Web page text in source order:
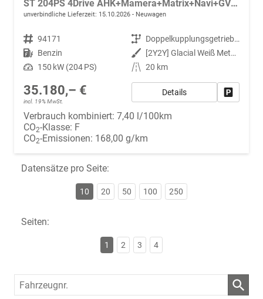
ST 204PS 4Drive AHK+Mamera+Matrix+Navi+GV4+Kessy+Parklenk+Alarm
unverbindliche Lieferzeit: 15.10.2026 Neuwagen
Fahrzeugnr. 94171 Getriebe
Doppelkupplungsgetriebe (DSG)
Kraftstoff Benzin Außenfarbe
[2Y2Y] Glacial Weiß Metallic
Leistung 150 kW (204 PS) Kilometerstand 20 km
35.180,– €
incl. 19% MwSt.
Details
Verbrauch kombiniert: 7,40 l/100km
CO2-Klasse: F
CO2-Emissionen: 168,00 g/km
Datensätze pro Seite:
10 20 50 100 250
Seiten:
1 2 3 4
Fahrzeugnr.